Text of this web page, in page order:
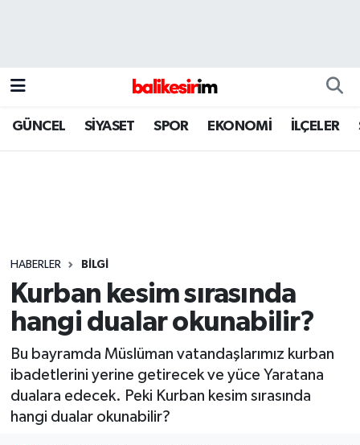
GÜNCEL SİYASET SPOR EKONOMİ İLÇELER
HABERLER BİLGİ
Kurban kesim sırasında
hangi dualar okunabilir?
Bu bayramda Müslüman vatandaşlarımız kurban
ibadetlerini yerine getirecek ve yüce Yaratana
dualara edecek. Peki Kurban kesim sırasında
hangi dualar okunabilir?